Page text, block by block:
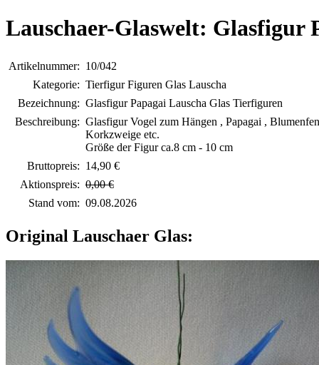
Lauschaer-Glaswelt: Glasfigur
Artikelnummer: 10/042
Kategorie: Tierfigur Figuren Glas Lauscha
Bezeichnung: Glasfigur Papagai Lauscha Glas Tierfiguren
Beschreibung: Glasfigur Vogel zum Hängen , Papagai ,
Korkzweige etc.
Größe der Figur ca.8 cm - 10 cm
Bruttopreis: 14,90 €
Aktionspreis: 0,00 €
Stand vom: 09.08.2026
Original Lauschaer Glas: